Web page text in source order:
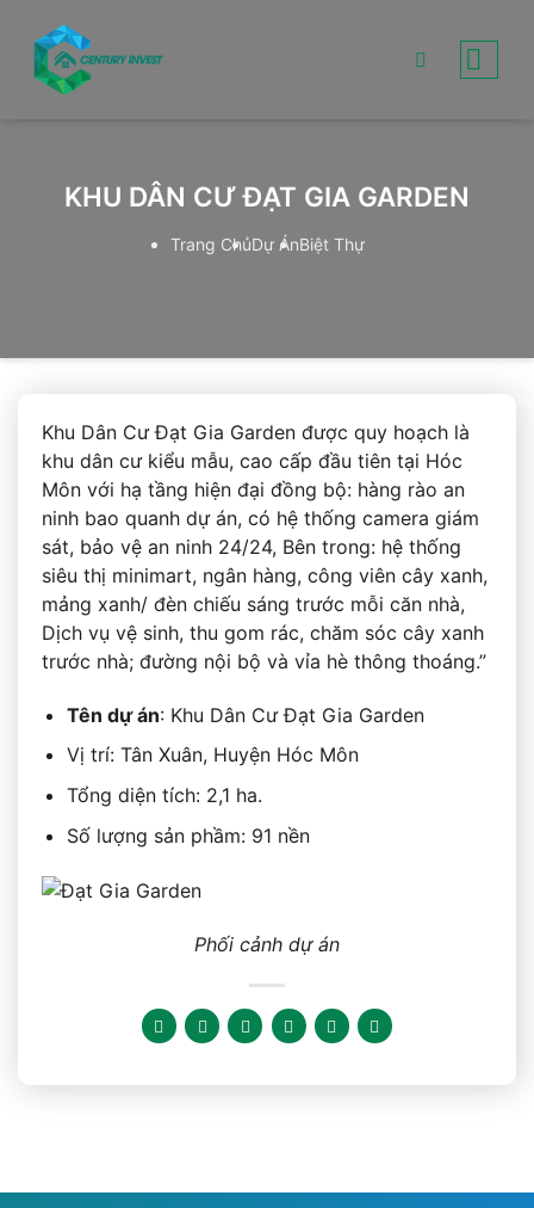
content
KHU DÂN CƯ ĐẠT GIA GARDEN
Trang ChủDự ÁnBiệt Thự
Khu Dân Cư Đạt Gia Garden được quy hoạch là
khu dân cư kiểu mẫu, cao cấp đầu tiên tại Hóc
Môn với hạ tầng hiện đại đồng bộ: hàng rào an
ninh bao quanh dự án, có hệ thống camera giám
sát, bảo vệ an ninh 24/24, Bên trong: hệ thống
siêu thị minimart, ngân hàng, công viên cây xanh,
mảng xanh/ đèn chiếu sáng trước mỗi căn nhà,
Dịch vụ vệ sinh, thu gom rác, chăm sóc cây xanh
trước nhà; đường nội bộ và vỉa hè thông thoáng.”
Tên dự án: Khu Dân Cư Đạt Gia Garden
Vị trí: Tân Xuân, Huyện Hóc Môn
Tổng diện tích: 2,1 ha.
Số lượng sản phầm: 91 nền
Phối cảnh dự án